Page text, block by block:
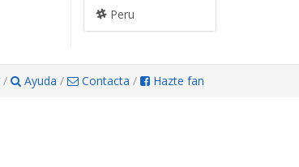
Peru
/ Ayuda / Contacta / Hazte fan